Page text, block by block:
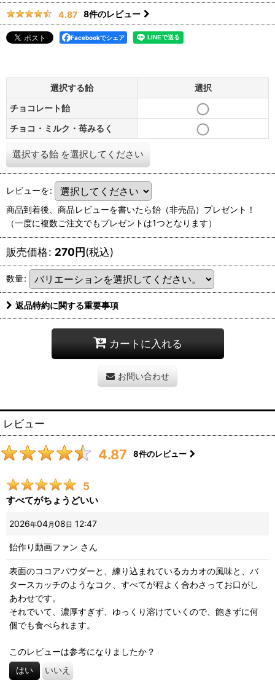
4.87 8件のレビュー
Facebookでシェア
選択する飴
選択
チョコレート飴
チョコ・ミルク・苺みるく
選択する飴 を選択してください
レビューを:
商品到着後、商品レビューを書いたら飴（非売品）プレゼント！
（一度に複数ご注文でもプレゼントは1つとなります）
販売価格: 270円(税込)
数量:
返品特約に関する重要事項
カートに入れる
お問い合わせ
レビュー
4.87 8件のレビュー
5
すべてがちょうどいい
2026年04月08日 12:47
飴作り動画ファン さん
表面のココアパウダーと、練り込まれているカカオの風味と、バ
タースカッチのようなコク、すべてが程よく合わさってお口がし
あわせです。
それでいて、濃厚すぎず、ゆっくり溶けていくので、飽きずに何
個でも食べられます。
このレビューは参考になりましたか？
はい いいえ